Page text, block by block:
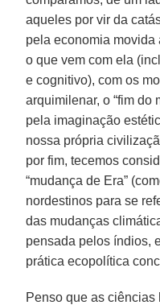
aqueles por vir da
pela economia movida
o que vem com ela
e cognitivo), com os
arquimilenar, o “fim do
pela imaginação
nossa própria
por fim, tecemos
“mudança de Era”
nordestinos para se
das mudanças
pensada pelos índios,
prática ecopolítica
Penso que as